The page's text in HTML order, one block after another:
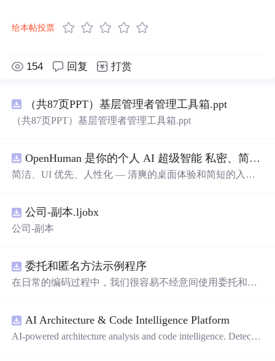
给本帖投票
154 回复 打赏
（共87页PPT）基层管理者管理工具箱.ppt
（共87页PPT）基层管理者管理工具箱.ppt
OpenHuman 是你的个人 AI 超级智能 私密、简洁、极其强大
简洁、UI 优先、人性化 — 清爽的桌面体验和简短的入门
吉祥物，会说话、能感知周围环境、可作为真实参与者加
入你的 Google Meet 会议、跨周记住你，即使你停止输入
公司-副本.ljobx
公司-副本
委托和匿名方法示例程序
在日常的编码过程中，我们很容易不经意间使用委托和匿
的完整项目示例。
AI Architecture & Code Intelligence Platform
AI-powered architecture analysis and code intelligence. Detects